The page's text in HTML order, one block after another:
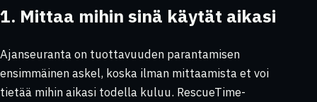
1. Mittaa mihin sinä käytät aikasi
Ajanseuranta on tuottavuuden parantamisen
ensimmäinen askel, koska ilman mittaamista et voi
tietää mihin aikasi todella kuluu. RescueTime-